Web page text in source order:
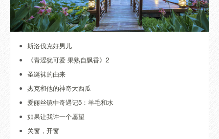
斯洛伐克好男儿
《青涩犹可爱 果熟自飘香》2
圣诞袜的由来
杰克和他的神奇大西瓜
爱丽丝镜中奇遇记5：羊毛和水
如果让我许一个愿望
关窗，开窗